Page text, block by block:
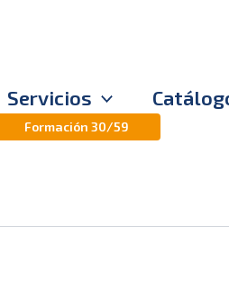
Servicios
Formación 30/59